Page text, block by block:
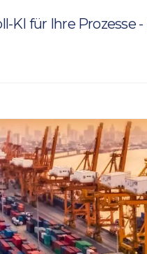
KI für Ihre Prozesse